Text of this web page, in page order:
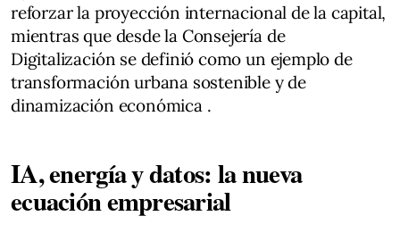
reforzar la proyección internacional de la capital,
mientras que desde la Consejería de
Digitalización se definió como un ejemplo de
transformación urbana sostenible y de
dinamización económica .
IA, energía y datos: la nueva
ecuación empresarial